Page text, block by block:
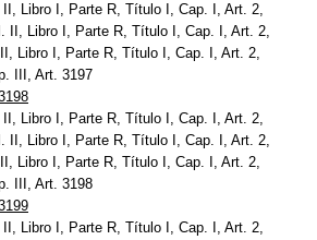
II, Libro I, Parte R, Título I, Cap. I, Art. 2,
II, Libro I, Parte R, Título I, Cap. I, Art. 2,
Libro I, Parte R, Título I, Cap. I, Art. 2,
III, Art. 3197
II, Libro I, Parte R, Título I, Cap. I, Art. 2,
II, Libro I, Parte R, Título I, Cap. I, Art. 2,
Libro I, Parte R, Título I, Cap. I, Art. 2,
III, Art. 3198
II, Libro I, Parte R, Título I, Cap. I, Art. 2,